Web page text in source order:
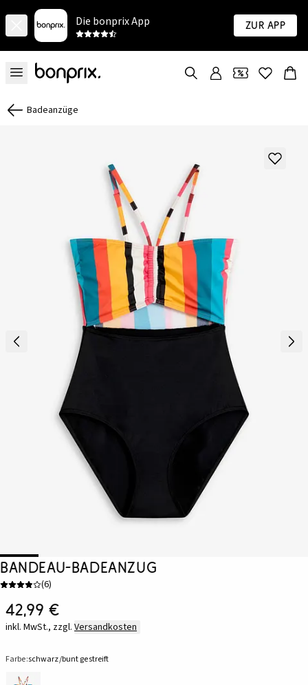
Die bonprix App Zur App
Badeanzüge
Bandeau-Badeanzug
(6)
42,99 €
inkl. MwSt., zzgl. Versandkosten
Farbe:schwarz/bunt gestreift